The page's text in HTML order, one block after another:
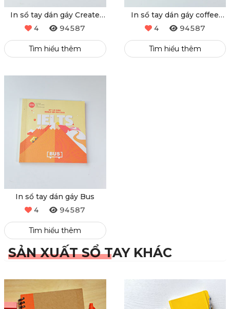
In sổ tay dán gáy Create
medic
4 94587
Tìm hiểu thêm
In sổ tay dán gáy coffee
house
4 94587
Tìm hiểu thêm
In sổ tay dán gáy Bus
4
94587
Tìm hiểu thêm
SẢN XUẤT SỔ TAY KHÁC